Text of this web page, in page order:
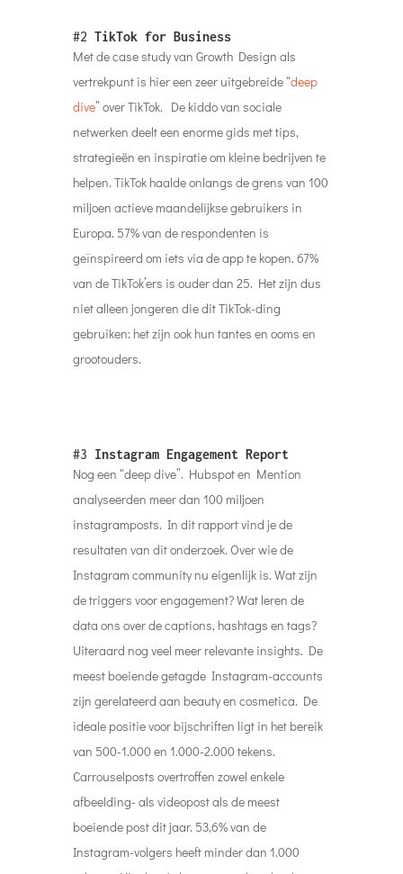
#2 TikTok for Business
Met de case study van Growth Design als
vertrekpunt is hier een zeer uitgebreide “deep
dive” over TikTok. De kiddo van sociale
netwerken deelt een enorme gids met tips,
strategieën en inspiratie om kleine bedrijven te
helpen. TikTok haalde onlangs de grens van 100
miljoen actieve maandelijkse gebruikers in
Europa. 57% van de respondenten is
geïnspireerd om iets via de app te kopen. 67%
van de TikTok’ers is ouder dan 25. Het zijn dus
niet alleen jongeren die dit TikTok-ding
gebruiken: het zijn ook hun tantes en ooms en
grootouders.
#3 Instagram Engagement Report
Nog een “deep dive”. Hubspot en Mention
analyseerden meer dan 100 miljoen
instagramposts. In dit rapport vind je de
resultaten van dit onderzoek. Over wie de
Instagram community nu eigenlijk is. Wat zijn
de triggers voor engagement? Wat leren de
data ons over de captions, hashtags en tags?
Uiteraard nog veel meer relevante insights. De
meest boeiende getagde Instagram-accounts
zijn gerelateerd aan beauty en cosmetica. De
ideale positie voor bijschriften ligt in het bereik
van 500-1.000 en 1.000-2.000 tekens.
Carrouselposts overtroffen zowel enkele
afbeelding- als videopost als de meest
boeiende post dit jaar. 53,6% van de
Instagram-volgers heeft minder dan 1.000